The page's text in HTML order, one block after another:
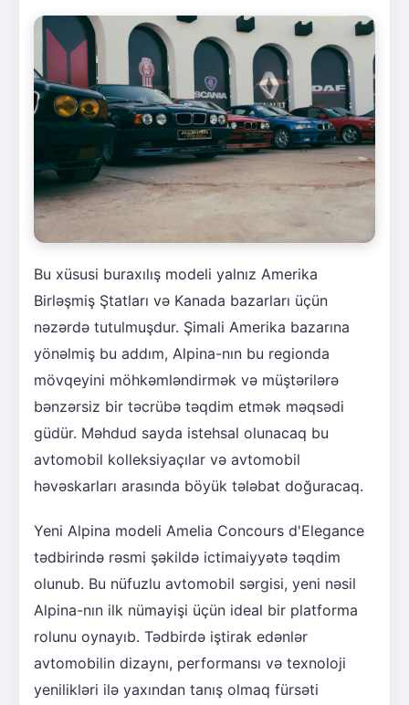
Bu xüsusi buraxılış modeli yalnız Amerika
Birləşmiş Ştatları və Kanada bazarları üçün
nəzərdə tutulmuşdur. Şimali Amerika bazarına
yönəlmiş bu addım, Alpina-nın bu regionda
mövqeyini möhkəmləndirmək və müştərilərə
bənzərsiz bir təcrübə təqdim etmək məqsədi
güdür. Məhdud sayda istehsal olunacaq bu
avtomobil kolleksiyaçılar və avtomobil
həvəskarları arasında böyük tələbat doğuracaq.
Yeni Alpina modeli Amelia Concours d'Elegance
tədbirində rəsmi şəkildə ictimaiyyətə təqdim
olunub. Bu nüfuzlu avtomobil sərgisi, yeni nəsil
Alpina-nın ilk nümayişi üçün ideal bir platforma
rolunu oynayıb. Tədbirdə iştirak edənlər
avtomobilin dizaynı, performansı və texnoloji
yenilikləri ilə yaxından tanış olmaq fürsəti